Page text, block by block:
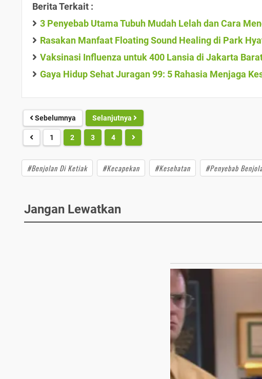
Berita Terkait :
3 Penyebab Utama Tubuh Mudah Lelah dan Cara
Rasakan Manfaat Floating Sound Healing di Park
Vaksinasi Influenza untuk 400 Lansia di Jakarta
Gaya Hidup Sehat Juragan 99: 5 Rahasia Menjaga
Sebelumnya Selanjutnya
1 2 3 4
#Benjolan Di Ketiak #Kecapekan #Kesehatan #Penyebab
Jangan Lewatkan